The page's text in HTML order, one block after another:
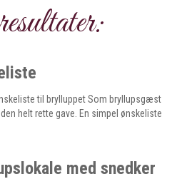
til brylluppet Som bryllupsgæst
helt rette gave. En simpel ønskeliste
med snedker